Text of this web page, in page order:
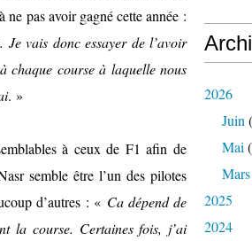
pas avoir gagné cette année :
Je vais donc essayer de l’avoir
chaque course à laquelle nous
. »
à ceux de F1 afin de
semble être l’un des pilotes
d’autres : « Ca dépend de
la course. Certaines fois, j’ai
2026
Juin
Mai
Mars
2025
2024